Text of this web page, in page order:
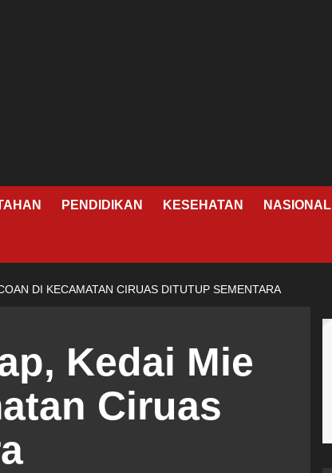
PENDIDIKAN KESEHATAN NASIONAL
DI KECAMATAN CIRUAS DITUTUP SEMENTARA
Kedai Mie
Ciruas